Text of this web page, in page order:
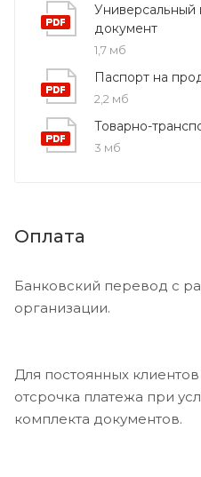
Универсальный
документ
1,7 мб
Паспорт на
2,2 мб
Товарно-
3 мб
Оплата
Банковский перевод с
организации.
Для постоянных
отсрочка платежа при
комплекта документов.